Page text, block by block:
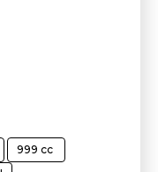
999 cc